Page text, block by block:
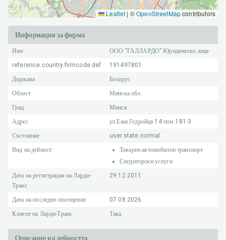
Leaflet | ©OpenStreetMapcontributors
Информация за фирма
Име ООО "ГАЛЛАРДО" Юридическо лице
reference.country.firmcode.def
191497801
Държава
Беларус
Област
Минска обл.
Град
Минск
Адрес
ул.Ежи Гедройца 14 пом.181-3
Състояние:
user.state.normal
Вид на дейност:
Товарен автомобилен транспорт
Спедиторски услуги
Дата на регистрация на Ларди-
Транс
29.12.2011
Дата на последно посещение:
07.08.2026
Клиент на Ларди-Транс
Така
Описание на дейността